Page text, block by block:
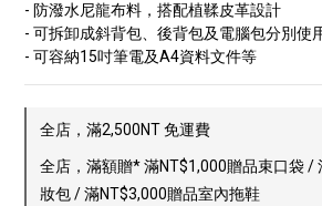
- 防潑水尼龍布料，搭配植鞣皮革設計
- 可拆卸成斜背包、後背包及電腦包分別使
- 可容納15吋筆電及A4資料文件等
全店，滿2,500NT 免運費
全店，滿額贈* 滿NT$1,000贈品束口袋 /
妝包 / 滿NT$3,000贈品室內拖鞋